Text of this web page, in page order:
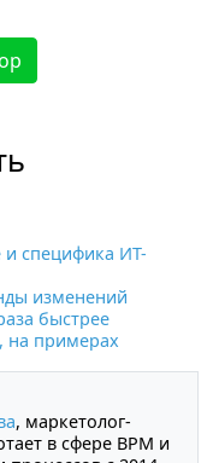
специфика ИТ-
изменений
быстрее
на примерах
, маркетолог-
в сфере BPM и